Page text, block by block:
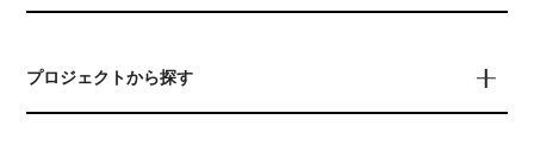
プロジェクトから探す